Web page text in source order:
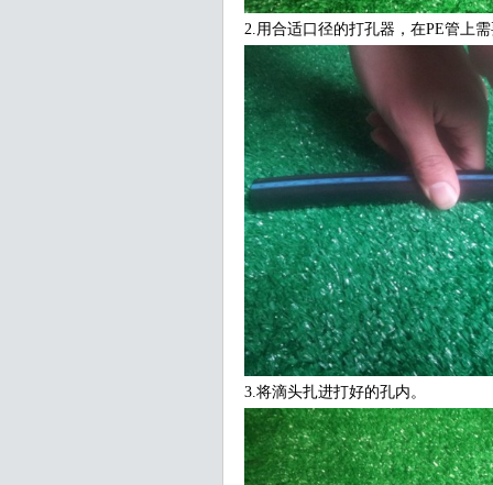
2.用合适口径的打孔器，在PE管上
3.将滴头扎进打好的孔内。